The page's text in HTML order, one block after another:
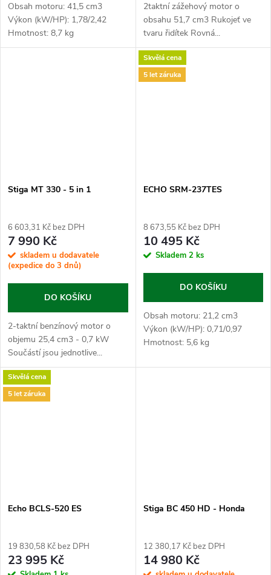
Obsah motoru: 41,5 cm3
Výkon (kW/HP): 1,78/2,42
Hmotnost: 8,7 kg
2taktní zážehový motor o
obsahu 51,7 cm3 Rukojeť ve
tvaru řidítek Rovná...
Stiga MT 330 - 5 in 1
6 603,31 Kč bez DPH
7 990 Kč
skladem u dodavatele
(expedice do 3 dnů)
DO KOŠÍKU
2-taktní benzínový motor o
objemu 25,4 cm3 - 0,7 kW
Součástí jsou jednotlive...
Skvělá cena
5 let záruka
ECHO SRM-237TES
8 673,55 Kč bez DPH
10 495 Kč
Skladem 2 ks
DO KOŠÍKU
Obsah motoru: 21,2 cm3
Výkon (kW/HP): 0,71/0,97
Hmotnost: 5,6 kg
Skvělá cena
5 let záruka
Echo BCLS-520 ES
19 830,58 Kč bez DPH
23 995 Kč
Stiga BC 450 HD - Honda
12 380,17 Kč bez DPH
14 980 Kč